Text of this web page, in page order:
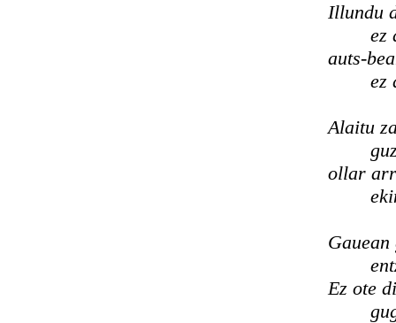
Illundu
ez
auts-
ez
Alaitu
ollar
Ez ote